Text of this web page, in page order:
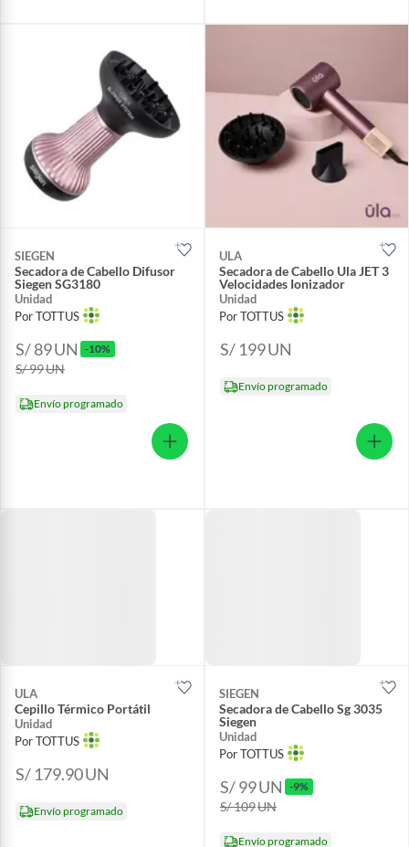
SIEGEN
Secadora de Cabello Difusor
Siegen SG3180
Unidad
Por TOTTUS
S/ 89UN -10%
S/ 99UN
Envío programado
ULA
Secadora de Cabello Ula JET 3
Velocidades Ionizador
Unidad
Por TOTTUS
S/ 199UN
Envío programado
ULA
Cepillo Térmico Portátil
Unidad
Por TOTTUS
S/ 179.90UN
Envío programado
SIEGEN
Secadora de Cabello Sg 3035
Siegen
Unidad
Por TOTTUS
S/ 99UN -9%
S/ 109UN
Envío programado